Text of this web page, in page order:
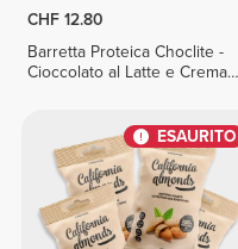
CHF 12.80
Barretta Proteica Choclite -
Cioccolato al Latte e Crema
ESAURITO